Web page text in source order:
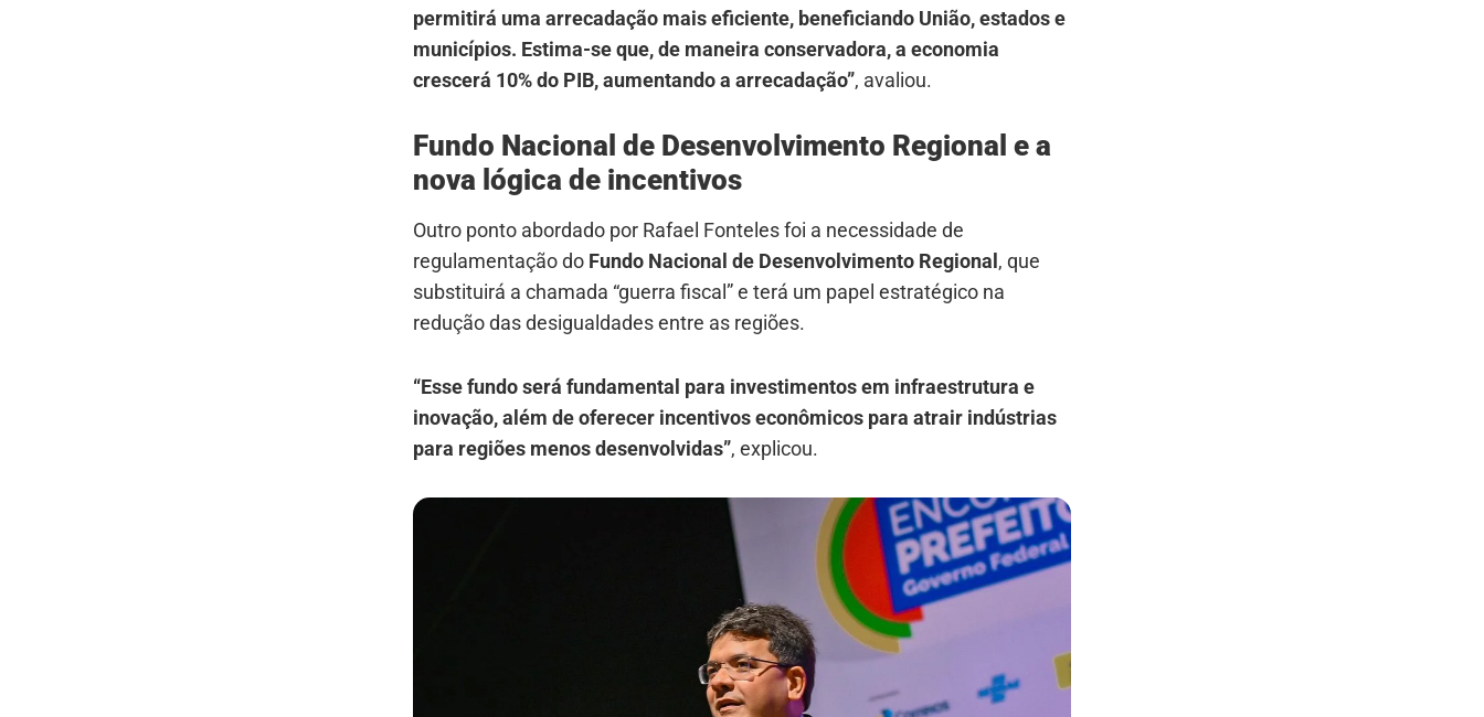
permitirá uma arrecadação mais eficiente, beneficiando União, estados e
municípios. Estima-se que, de maneira conservadora, a economia
crescerá 10% do PIB, aumentando a arrecadação”, avaliou.
Fundo Nacional de Desenvolvimento Regional e a
nova lógica de incentivos
Outro ponto abordado por Rafael Fonteles foi a necessidade de
regulamentação do Fundo Nacional de Desenvolvimento Regional, que
substituirá a chamada “guerra fiscal” e terá um papel estratégico na
redução das desigualdades entre as regiões.
“Esse fundo será fundamental para investimentos em infraestrutura e
inovação, além de oferecer incentivos econômicos para atrair indústrias
para regiões menos desenvolvidas”, explicou.